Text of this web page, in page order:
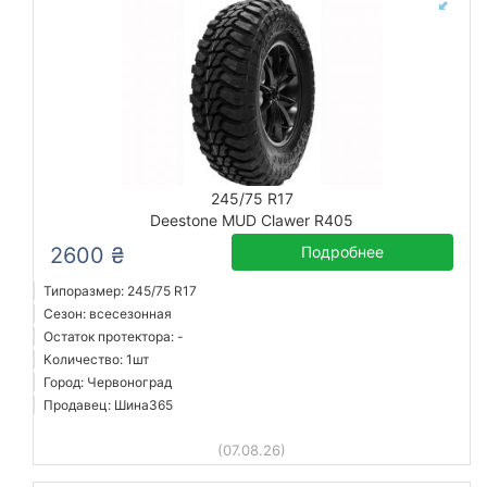
245/75 R17
Deestone MUD Clawer R405
2600 ₴ Подробнее
Типоразмер: 245/75 R17
Сезон: всесезонная
Остаток протектора: -
Количество: 1шт
Город: Червоноград
Продавец: Шина365
(07.08.26)